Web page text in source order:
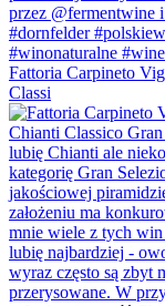
Fattoria Carpineto
Classi